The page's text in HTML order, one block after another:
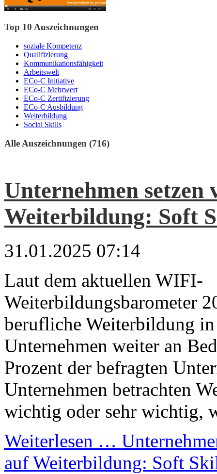
Top 10 Auszeichnungen
soziale Kompetenz
Qualifizierung
Kommunikationsfähigkeit
Arbeitswelt
ECo-C Initiative
ECo-C Mehrwert
ECo-C Zertifizierung
ECo-C Ausbildung
Weiterbildung
Social Skills
Alle Auszeichnungen (716)
Unternehmen
Weiterbildung: Soft
31.01.2025 07:14
Laut dem aktuellen WIFI-
Weiterbildungsbarometer
berufliche Weiterbildung
Unternehmen weiter an
Prozent der befragten
Unternehmen betrachten
wichtig oder sehr wichtig,
Weiterlesen …
auf Weiterbildung: Soft